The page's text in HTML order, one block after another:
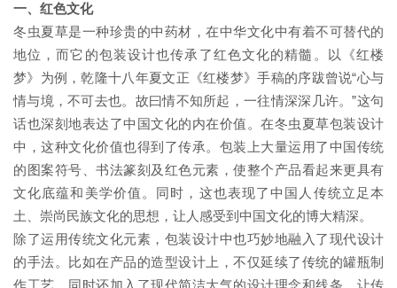
一、红色文化
冬虫夏草是一种珍贵的中药材，在中华文化中有着不可替代的
地位，而它的包装设计也传承了红色文化的精髓。以《红楼
梦》为例，乾隆十八年夏文正《红楼梦》手稿的序跋曾说“心与
情与境，不可去也。故曰情不知所起，一往情深深几许。”这句
话也深刻地表达了中国文化的内在价值。在冬虫夏草包装设计
中，这种文化价值也得到了传承。包装上大量运用了中国传统
的图案符号、书法篆刻及红色元素，使整个产品看起来更具有
文化底蕴和美学价值。同时，这也表现了中国人传统立足本
土、崇尚民族文化的思想，让人感受到中国文化的博大精深。
除了运用传统文化元素，包装设计中也巧妙地融入了现代设计
的手法。比如在产品的造型设计上，不仅延续了传统的罐瓶制